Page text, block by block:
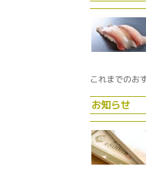
これまでのお
お知らせ